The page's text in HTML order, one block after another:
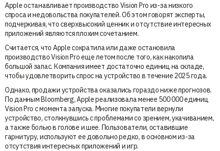
Apple останавливает производство Vision Pro из-за низкого
спроса и недовольства покупателей. Об этом говорят эксперты,
подчеркивая, что сверхвысокий ценник и отсутствие интересных
приложений являются плохим сочетанием.
Считается, что Apple сократила или даже остановила
производство Vision Pro еще летом после того, как накопила
большой запас. Компания имеет достаточно единиц на складе,
чтобы удовлетворить спрос на устройство в течение 2025 года.
Однако, продажи устройства оказались гораздо ниже прогнозов.
По данным Bloomberg, Apple реализовала менее 500 000 единиц
Vision Pro с момента запуска. Многие покупатели вернули
устройство, столкнувшись с проблемами со зрением, укачиванием,
а также болью в голове и шее. Пользователи, оставившие
гарнитуру, используют ее довольно редко, в основном из-за
отсутствия интересных приложений и игр.